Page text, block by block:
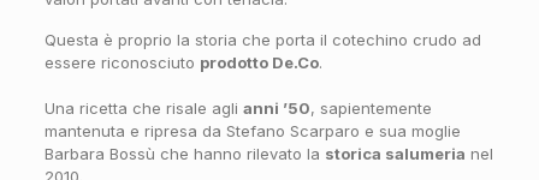
Questa è proprio la storia che porta il cotechino crudo ad
essere riconosciuto prodotto De.Co.
Una ricetta che risale agli anni ’50, sapientemente
mantenuta e ripresa da Stefano Scarparo e sua moglie
Barbara Bossù che hanno rilevato la storica salumeria nel